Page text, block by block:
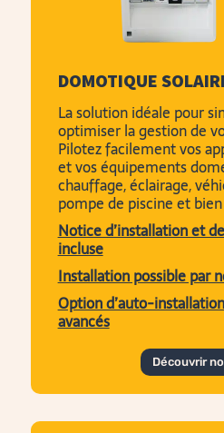
DOMOTIQUE
La solution idéale pour
optimiser la gestion de
Pilotez facilement vos
et vos équipements
chauffage, éclairage,
pompe de piscine et
Notice d’installation et
incluse
Installation possible par
Option d’auto-
avancés
Découvrir